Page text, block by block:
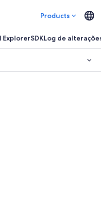
Products
ExplorerSDKLog de